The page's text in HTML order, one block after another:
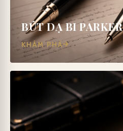
BÚT DẠ BI PARKER
KHÁM PHÁ